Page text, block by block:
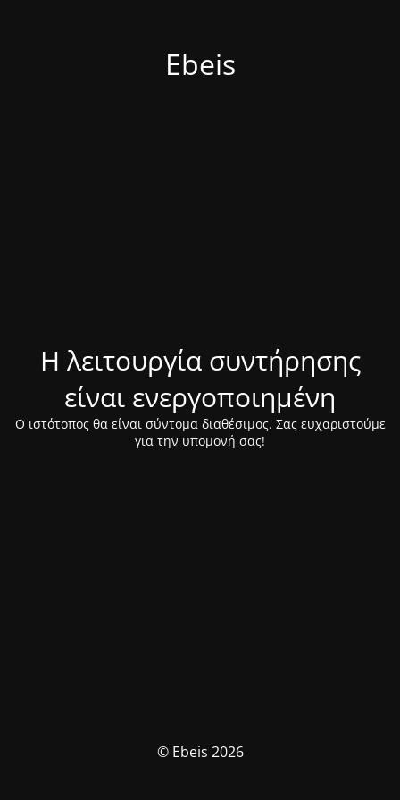
Ebeis
Η λειτουργία συντήρησης
είναι ενεργοποιημένη
Ο ιστότοπος θα είναι σύντομα διαθέσιμος. Σας ευχαριστούμε
για την υπομονή σας!
© Ebeis 2026